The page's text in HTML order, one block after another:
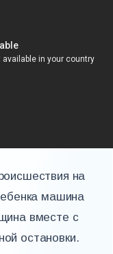
на
машина
вместе с
остановки.